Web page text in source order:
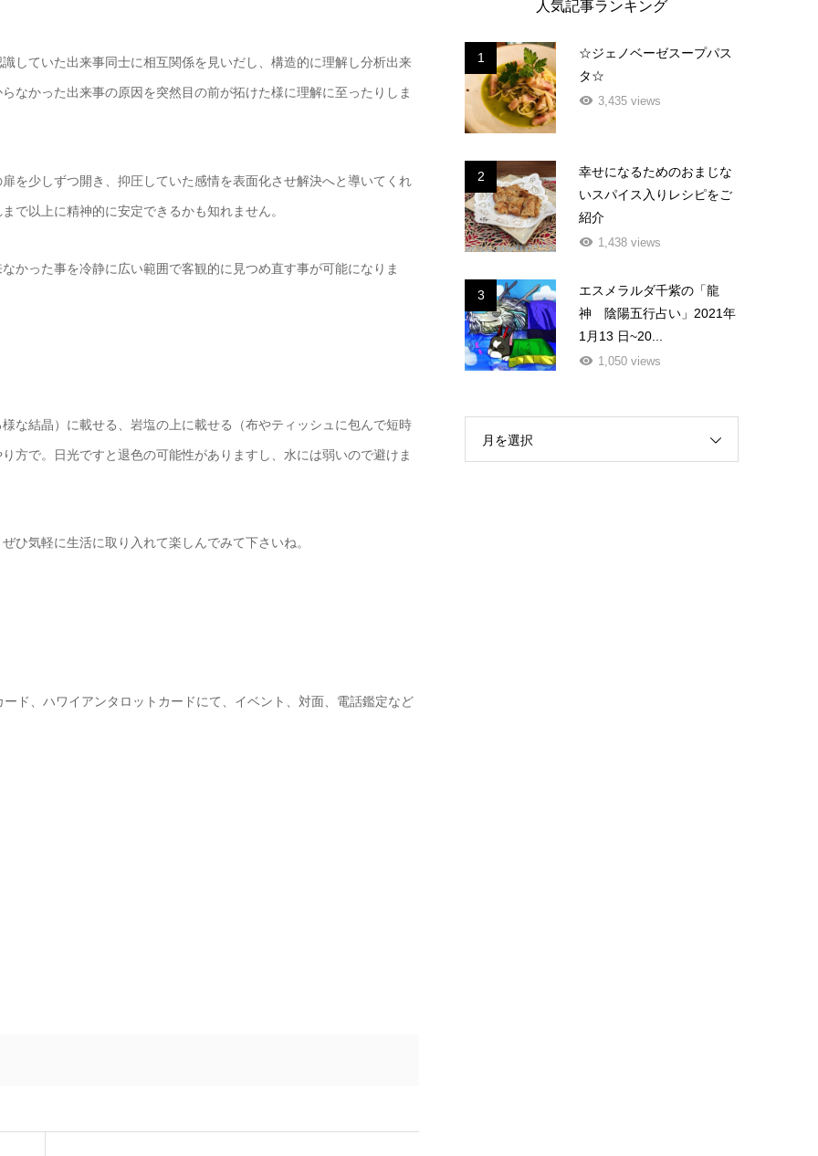
していた出来事同士に相互関係を見いだし、構造的に理解し分析出来
なかった出来事の原因を突然目の前が拓けた様に理解に至ったりしま
を少しずつ開き、抑圧していた感情を表面化させ解決へと導いてくれ
で以上に精神的に安定できるかも知れません。
かった事を冷静に広い範囲で客観的に見つめ直す事が可能になりま
な結晶）に載せる、岩塩の上に載せる（布やティッシュに包んで短時
方で。日光ですと退色の可能性がありますし、水には弱いので避けま
ひ気軽に生活に取り入れて楽しんでみて下さいね。
ド、ハワイアンタロットカードにて、イベント、対面、電話鑑定など
人気記事ランキング
1
☆ジェノベーゼスープパス
タ☆
3,435 views
2
幸せになるためのおまじな
いスパイス入りレシピをご
紹介
1,438 views
3
エスメラルダ千紫の「龍
神 陰陽五行占い」2021年
1月13 日~20...
1,050 views
月を選択